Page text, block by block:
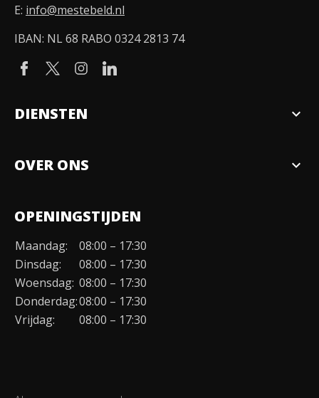
E: info@mestebeld.nl
IBAN: NL 68 RABO 0324 2813 74
DIENSTEN expand_more
OVER ONS expand_more
Organisatie
Duurzaamheid
Werken bij
Contact
OPENINGSTIJDEN
Maandag:
08:00 – 17:30
Dinsdag:
08:00 – 17:30
Woensdag: 08:00 – 17:30
Donderdag:08:00 – 17:30
Vrijdag:
08:00 – 17:30